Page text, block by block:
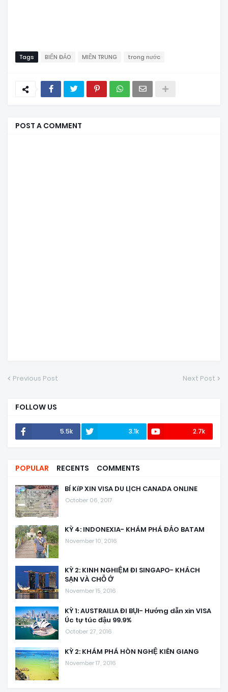
Tags BIỂN ĐẢO MIỀN TRUNG trong nước
POST A COMMENT
Previous Post Next Post
FOLLOW US
5.5k 3.1k 2.7k
POPULAR RECENTS COMMENTS
BÍ KíP XIN VISA DU LỊCH CANADA ONLINE
October 06, 2017
KỲ 4: INDONEXIA- KHÁM PHÁ ĐẢO BATAM
November 10, 2016
KỲ 2: KINH NGHIỆM ĐI SINGAPO- KHÁCH
SẠN VÀ CHỖ Ở
November 15, 2016
KỲ 1: AUSTRAILIA ĐI BỤI- Hướng dẫn xin VISA
Úc tự túc đậu 99.9%
October 27, 2016
KỲ 2: KHÁM PHÁ HÒN NGHỆ KIÊN GIANG
November 17, 2016